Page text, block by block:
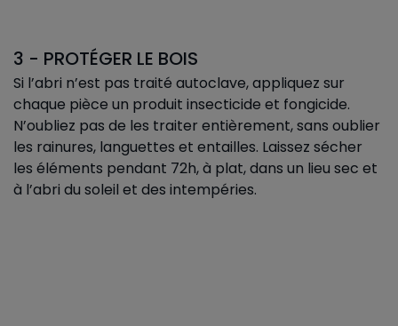
3 - PROTÉGER LE BOIS
Si l’abri n’est pas traité autoclave, appliquez sur
chaque pièce un produit insecticide et fongicide.
N’oubliez pas de les traiter entièrement, sans oublier
les rainures, languettes et entailles. Laissez sécher
les éléments pendant 72h, à plat, dans un lieu sec et
à l’abri du soleil et des intempéries.